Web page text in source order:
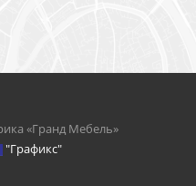
«Гранд Мебель»
"Графикс"